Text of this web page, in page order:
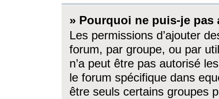
» Pourquoi ne puis-je
Les permissions d’ajouter
forum, par groupe, ou par
n’a peut être pas autorisé
le forum spécifique dans
être seuls certains groupes